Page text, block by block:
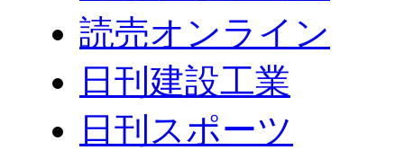
読売オンライン
日刊建設工業
日刊スポーツ